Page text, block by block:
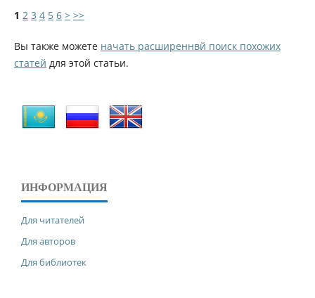
1 2 3 4 5 6 > >>
Вы также можете начать расширеннвй поиск похожих
статей для этой статьи.
ИНФОРМАЦИЯ
Для читателей
Для авторов
Для библиотек